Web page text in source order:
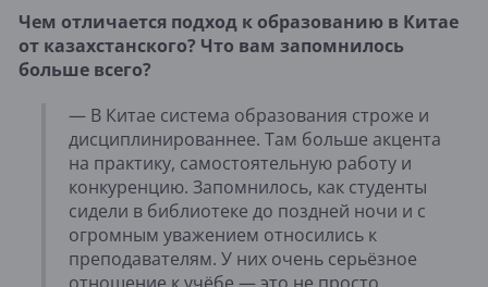
Чем отличается подход к образованию в Китае
от казахстанского? Что вам запомнилось
больше всего?
— В Китае система образования строже и
дисциплинированнее. Там больше акцента
на практику, самостоятельную работу и
конкуренцию. Запомнилось, как студенты
сидели в библиотеке до поздней ночи и с
огромным уважением относились к
преподавателям. У них очень серьёзное